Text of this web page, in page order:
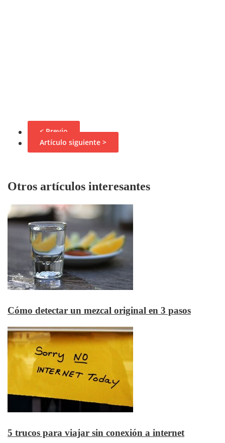
< Previo
Artículo siguiente >
Otros artículos interesantes
Cómo detectar un mezcal original en 3 pasos
5 trucos para viajar sin conexión a internet